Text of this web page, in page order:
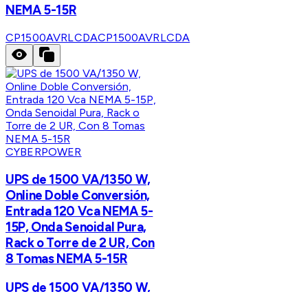
NEMA 5-15R
CP1500AVRLCDACP1500AVRLCDA
CYBERPOWER
UPS de 1500 VA/1350 W,
Online Doble Conversión,
Entrada 120 Vca NEMA 5-
15P, Onda Senoidal Pura,
Rack o Torre de 2 UR, Con
8 Tomas NEMA 5-15R
UPS de 1500 VA/1350 W,